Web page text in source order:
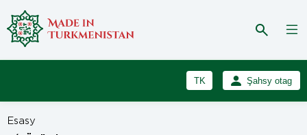
TK
RU
Şahsy otag
Esasy